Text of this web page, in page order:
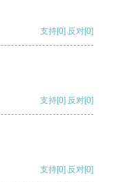
支持[0] 反对[0]
支持[0] 反对[0]
支持[0] 反对[0]